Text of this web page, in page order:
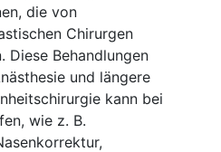
die von
Chirurgen
Behandlungen
und längere
kann bei
wie z. B.